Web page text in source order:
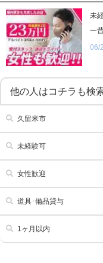
髪型自由
タトゥー可
道具･備品貸与
勤務地相談
在宅ワーク可
残業代支給
未
06/
他の人はコチラも検
久留米市
未経験可
女性歓迎
道具･備品貸与
1ヶ月以内